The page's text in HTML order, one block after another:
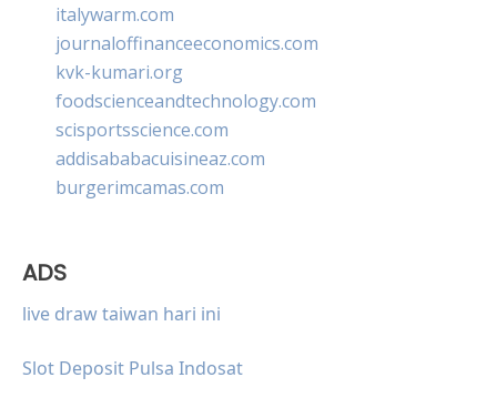
italywarm.com
journaloffinanceeconomics.com
kvk-kumari.org
foodscienceandtechnology.com
scisportsscience.com
addisababacuisineaz.com
burgerimcamas.com
ADS
live draw taiwan hari ini
Slot Deposit Pulsa Indosat